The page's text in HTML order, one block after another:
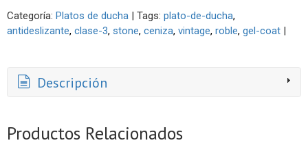
Categoría: Platos de ducha | Tags: plato-de-ducha
antideslizante clase-3 stone ceniza vintage roble gel-coat |
Descripción
Productos Relacionados